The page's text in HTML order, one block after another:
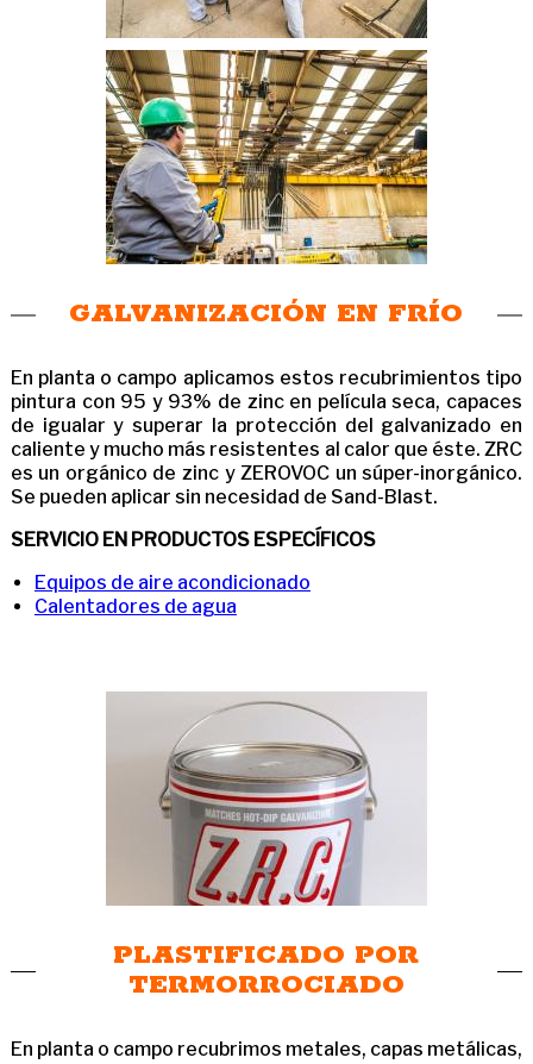
GALVANIZACIÓN EN FRÍO
En planta o campo aplicamos estos recubrimientos tipo
pintura con 95 y 93% de zinc en película seca, capaces
de igualar y superar la protección del galvanizado en
caliente y mucho más resistentes al calor que éste. ZRC
es un orgánico de zinc y ZEROVOC un súper-inorgánico.
Se pueden aplicar sin necesidad de Sand-Blast.
SERVICIO EN PRODUCTOS ESPECÍFICOS
Equipos de aire acondicionado
Calentadores de agua
PLASTIFICADO POR
TERMORROCIADO
En planta o campo recubrimos metales, capas metálicas,